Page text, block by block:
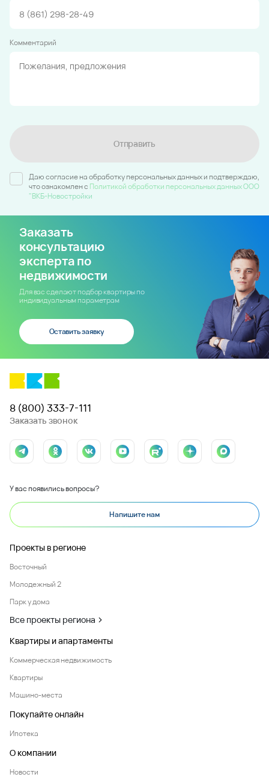
Комментарий
Отправить
Даю согласие на обработку персональных данных и подтверждаю,
что ознакомлен c Политикой обработки персональных данных ООО
"ВКБ-Новостройки
Заказать
консультацию
эксперта по
недвижимости
Для вас сделают подбор квартиры по
индивидуальным параметрам
Оставить заявку
8 (800) 333-7-111
Заказать звонок
У вас появились вопросы?
Напишите нам
Проекты в регионе
Восточный
Молодежный 2
Парк у дома
Все проекты региона
Квартиры и апартаменты
Коммерческая недвижимость
Квартиры
Машино-места
Покупайте онлайн
Ипотека
О компании
Новости